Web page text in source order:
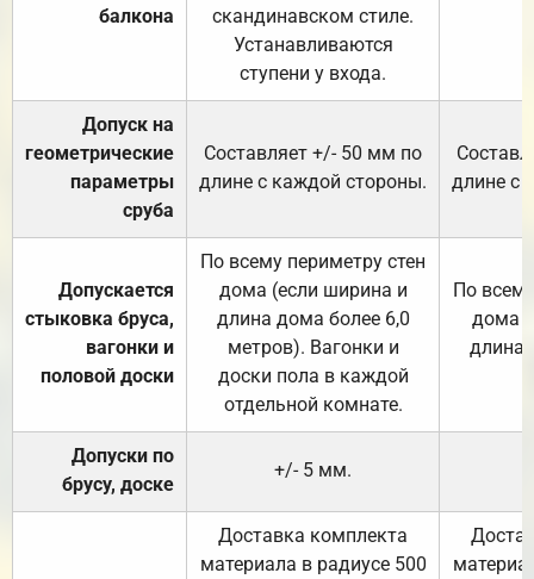
балкона
скандинавском стиле.
Устанавливаются
ступени у входа.
Допуск на
геометрические
параметры
сруба
Составляет +/- 50 мм по
длине с каждой стороны.
длине с
Допускается
стыковка бруса,
вагонки и
половой доски
По всему периметру стен
дома (если ширина и
длина дома более 6,0
метров). Вагонки и
доски пола в каждой
отдельной комнате.
По
дома
длина
Допуски по
брусу, доске
+/- 5 мм.
Доставка комплекта
материала в радиусе 500